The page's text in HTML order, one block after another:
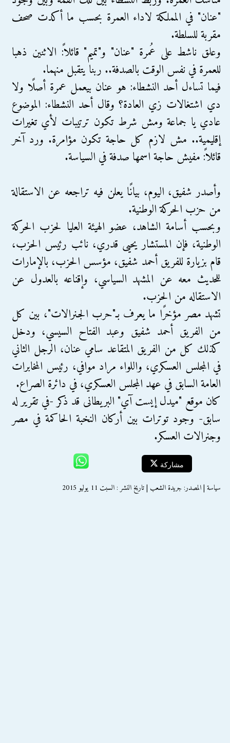
"عنان" في المملكة لاداء العمرة بحسب ما أكدت صحف
مقربة للسلطة.
وعلق ناشط على عُمرة "عنان" و"تميم" قائلاً: الاثنين ذهبا
للعمرة في نفس الوقت بالصدفة.. ربنا يتقبل منهما.
فيما تساءل أحد النشطاء: هو عنان بيعمل عمرة أصلًا ولا
دي اشتغالات زي العادة؟ وقال أحد النشطاء: الموضوع
عادي يا جماعة ومش شرط تكون ترتيبات لأي تغيرات
إقليمية.. مش لازم كل حاجة تكون مؤامرة. ورد آخر
قائلاً: مفيش حاجة اسمها صدفة في السياسة.
وأصدر شفيق، اليوم، بيانًا يعلن فيه تراجعه عن الاستقالة
من حزب الحركة الوطنية.
وبحسب أسامة الشاهد، عضو الهيئة العليا لحزب الحركة
الوطنية، فإن المستشار يحيى قدري، نائب رئيس الحزب،
قام بزيارة للفريق أحمد شفيق، مؤسس الحزب، بالإمارات
للحديث معه عن المشهد السياسي، وإقناعه بالعدول عن
الاستقاله من الحزب.
تشهد مصر مؤخرًا ما يعرف بـ"حرب الجنرالات"، بين كل
من الفريق أحمد شفيق وعبد الفتاح السيسي، ودخل
كذلك كل من الفريق المتقاعد سامي عنان، الرجل الثاني
في المجلس العسكري، واللواء مراد موافي، رئيس المخابرات
العامة السابق في عهد المجلس العسكري، في دائرة الصراع.
كان موقع "ميدل إيست آي" البريطانى قد ذكر -في تقرير له
سابق- وجود توترات بين أركان النخبة الحاكمة في مصر
وجنرالات العسكر.
مشاركة
سياسة | المصدر: جريدة الشعب | تاريخ النشر : السبت 11 يوليو 2015